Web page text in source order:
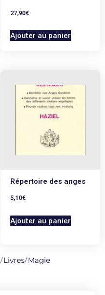
27,90€
Ajouter au panier
Répertoire des anges
5,10€
Ajouter au panier
/Livres/Magie